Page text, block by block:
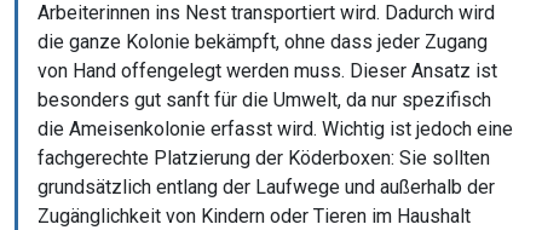
Arbeiterinnen ins Nest transportiert wird. Dadurch wird
die ganze Kolonie bekämpft, ohne dass jeder Zugang
von Hand offengelegt werden muss. Dieser Ansatz ist
besonders gut sanft für die Umwelt, da nur spezifisch
die Ameisenkolonie erfasst wird. Wichtig ist jedoch eine
fachgerechte Platzierung der Köderboxen: Sie sollten
grundsätzlich entlang der Laufwege und außerhalb der
Zugänglichkeit von Kindern oder Tieren im Haushalt